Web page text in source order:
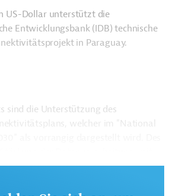
US-Dollar unterstützt die
Entwicklungsbank (IDB) technische
in Paraguay.
sind die Unterstützung des
welcher im "National
von Konnektivitätsplänen,